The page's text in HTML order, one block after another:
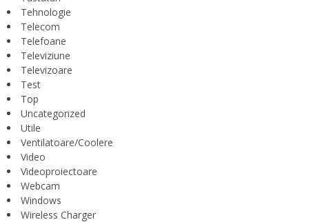
Tehnologie
Telecom
Telefoane
Televiziune
Televizoare
Test
Top
Uncategorized
Utile
Ventilatoare/Coolere
Video
Videoproiectoare
Webcam
Windows
Wireless Charger